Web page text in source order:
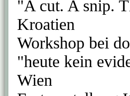
"A cut. A snip.
Kroatien
Workshop bei
"heute kein
Wien